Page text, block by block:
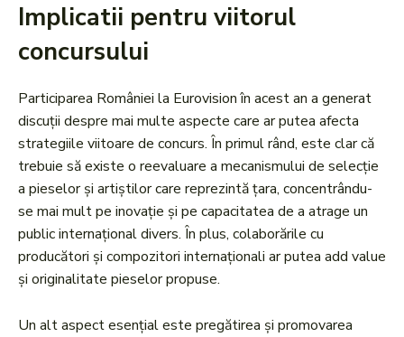
Implicatii pentru viitorul
concursului
Participarea României la Eurovision în acest an a generat
discuții despre mai multe aspecte care ar putea afecta
strategiile viitoare de concurs. În primul rând, este clar că
trebuie să existe o reevaluare a mecanismului de selecție
a pieselor și artiștilor care reprezintă țara, concentrându-
se mai mult pe inovație și pe capacitatea de a atrage un
public internațional divers. În plus, colaborările cu
producători și compozitori internaționali ar putea add value
și originalitate pieselor propuse.
Un alt aspect esențial este pregătirea și promovarea